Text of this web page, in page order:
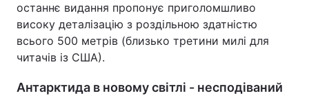
останнє видання пропонує приголомшливо
високу деталізацію з роздільною здатністю
всього 500 метрів (близько третини милі для
читачів із США).
Антарктида в новому світлі - несподіваний